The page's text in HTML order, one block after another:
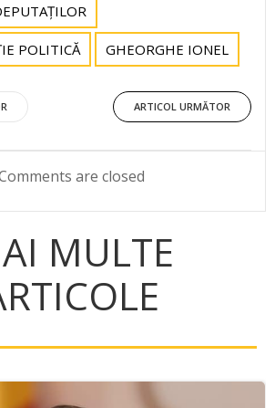
POLITICĂ GHEORGHE IONEL
Post
navigation
ARTICOL URMĂTOR
are closed
MULTE